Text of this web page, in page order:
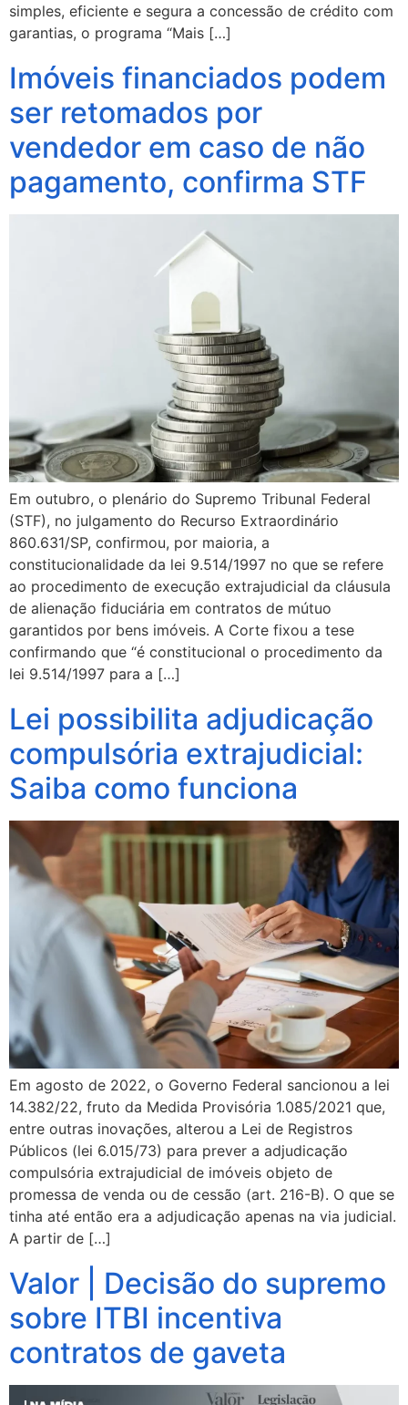
simples, eficiente e segura a concessão de crédito com
garantias, o programa “Mais […]
Imóveis financiados podem
ser retomados por
vendedor em caso de não
pagamento, confirma STF
Em outubro, o plenário do Supremo Tribunal Federal
(STF), no julgamento do Recurso Extraordinário
860.631/SP, confirmou, por maioria, a
constitucionalidade da lei 9.514/1997 no que se refere
ao procedimento de execução extrajudicial da cláusula
de alienação fiduciária em contratos de mútuo
garantidos por bens imóveis. A Corte fixou a tese
confirmando que “é constitucional o procedimento da
lei 9.514/1997 para a […]
Lei possibilita adjudicação
compulsória extrajudicial:
Saiba como funciona
Em agosto de 2022, o Governo Federal sancionou a lei
14.382/22, fruto da Medida Provisória 1.085/2021 que,
entre outras inovações, alterou a Lei de Registros
Públicos (lei 6.015/73) para prever a adjudicação
compulsória extrajudicial de imóveis objeto de
promessa de venda ou de cessão (art. 216-B). O que se
tinha até então era a adjudicação apenas na via judicial.
A partir de […]
Valor | Decisão do supremo
sobre ITBI incentiva
contratos de gaveta